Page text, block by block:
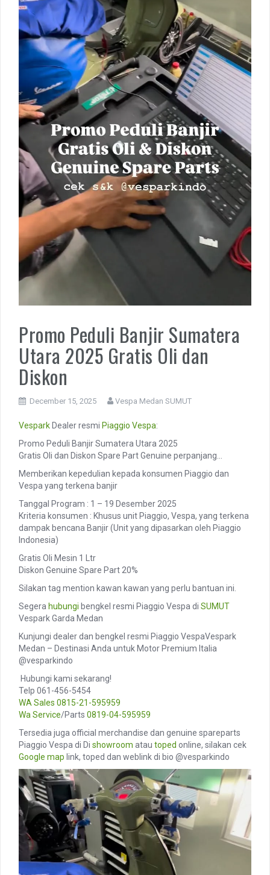
Promo Peduli Banjir Sumatera
Utara 2025 Gratis Oli dan
Diskon
December 15, 2025 Vespa Medan SUMUT
Vespark Dealer resmi Piaggio Vespa:
Promo Peduli Banjir Sumatera Utara 2025
Gratis Oli dan Diskon Spare Part Genuine perpanjang…
Memberikan kepedulian kepada konsumen Piaggio dan
Vespa yang terkena banjir
Tanggal Program : 1 – 19 Desember 2025
Kriteria konsumen : Khusus unit Piaggio, Vespa, yang terkena
dampak bencana Banjir (Unit yang dipasarkan oleh Piaggio
Indonesia)
Gratis Oli Mesin 1 Ltr
Diskon Genuine Spare Part 20%
Silakan tag mention kawan kawan yang perlu bantuan ini.
Segera hubungi bengkel resmi Piaggio Vespa di SUMUT
Vespark Garda Medan
Kunjungi dealer dan bengkel resmi Piaggio VespaVespark
Medan – Destinasi Anda untuk Motor Premium Italia
@vesparkindo
️ Hubungi kami sekarang!
Telp 061-456-5454
WA Sales 0815-21-595959
Wa Service/Parts 0819-04-595959
Tersedia juga official merchandise dan genuine spareparts
Piaggio Vespa di Di showroom atau toped online, silakan cek
Google map link, toped dan weblink di bio @vesparkindo
Video
Player